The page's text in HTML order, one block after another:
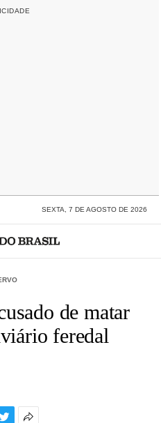
SEXTA, 7 DE AGOSTO DE 2026
de matar
feredal